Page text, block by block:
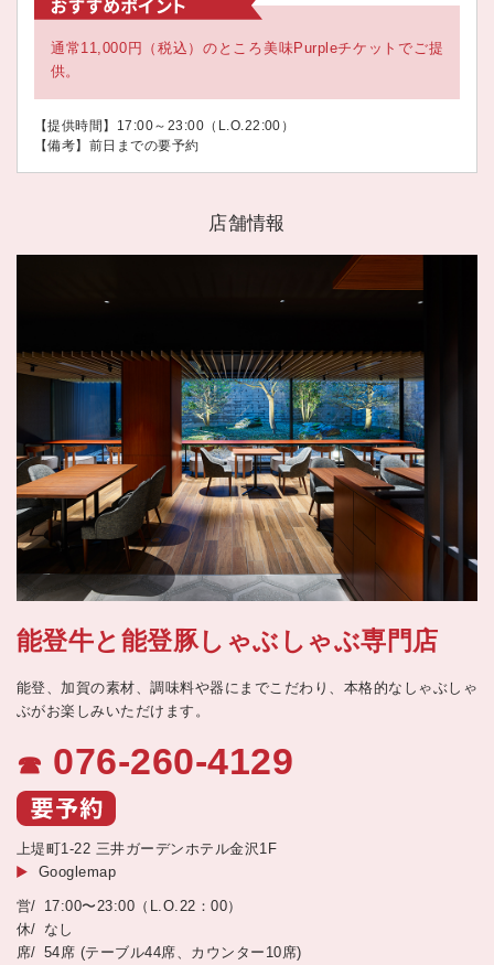
通常11,000円（税込）のところ美味Purpleチケットでご提
供。
【提供時間】17:00～23:00（L.O.22:00）
【備考】前日までの要予約
店舗情報
能登牛と能登豚しゃぶしゃぶ専門店
能登、加賀の素材、調味料や器にまでこだわり、本格的なしゃぶしゃ
ぶがお楽しみいただけます。
☎ 076-260-4129
上堤町1-22 三井ガーデンホテル金沢1F
Googlemap
17:00〜23:00（L.O.22：00）
なし
54席 (テーブル44席、カウンター10席)